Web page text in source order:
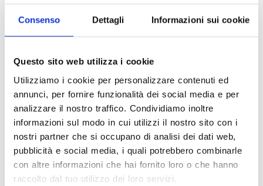
Consenso Dettagli Informazioni sui cookie
Questo sito web utilizza i cookie
Utilizziamo i cookie per personalizzare contenuti ed
annunci, per fornire funzionalità dei social media e per
analizzare il nostro traffico. Condividiamo inoltre
informazioni sul modo in cui utilizzi il nostro sito con i
nostri partner che si occupano di analisi dei dati web,
pubblicità e social media, i quali potrebbero combinarle
con altre informazioni che hai fornito loro o che hanno
raccolto dal tuo utilizzo dei loro servizi.